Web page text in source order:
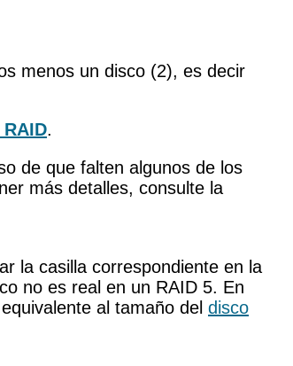
menos un disco (2), es decir
.
de que falten algunos de los
más detalles, consulte la
la casilla correspondiente en la
no es real en un RAID 5. En
equivalente al tamaño del disco